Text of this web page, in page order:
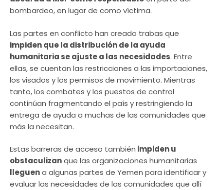
bombardeo, en lugar de como víctima.
Las partes en conflicto han creado trabas que
impiden que la distribución de la ayuda
humanitaria se ajuste a las necesidades. Entre
ellas, se cuentan las restricciones a las importaciones,
los visados y los permisos de movimiento. Mientras
tanto, los combates y los puestos de control
continúan fragmentando el país y restringiendo la
entrega de ayuda a muchas de las comunidades que
más la necesitan.
Estas barreras de acceso también impiden u
obstaculizanque las organizaciones humanitarias
lleguena algunas partes de Yemen para identificar y
evaluar las necesidades de las comunidades que allí